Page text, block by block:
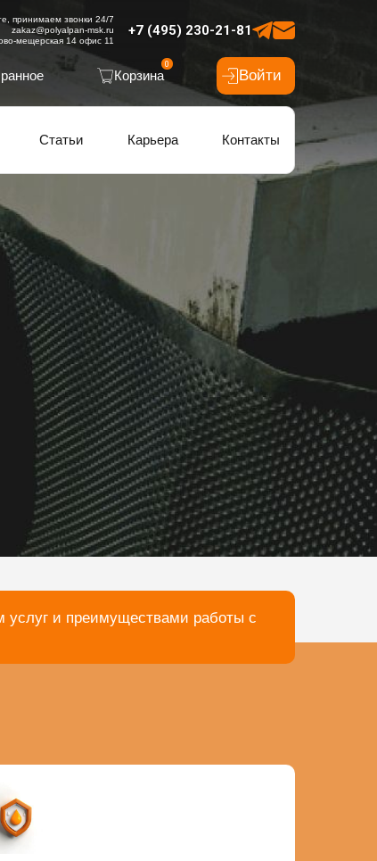
+7 (495) 230-21-81
принимаем звонки 24/7
zakaz@polyalpan-msk.ru
мещерская 14 офис 11
Корзина
0
Войти
Статьи Карьера Контакты
услуг и преимуществами работы с